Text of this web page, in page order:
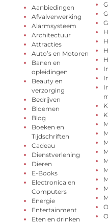
Aanbiedingen
Afvalverwerking
Alarmsysteem
Architectuur
Attracties
Auto’s en Motoren
Banen en
opleidingen
Beauty en
verzorging
Bedrijven
Bloemen
Blog
Boeken en
Tijdschriften
Cadeau
Dienstverlening
Dieren
E-Books
Electronica en
Computers
Energie
Entertainment
Eten en drinken